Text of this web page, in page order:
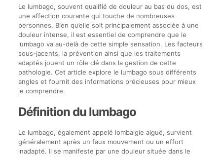
Le lumbago, souvent qualifié de douleur au bas du dos, est
une affection courante qui touche de nombreuses
personnes. Bien qu’elle soit principalement associée à une
douleur intense, il est essentiel de comprendre que le
lumbago va au-delà de cette simple sensation. Les facteurs
sous-jacents, la prévention ainsi que les traitements
adaptés jouent un rôle clé dans la gestion de cette
pathologie. Cet article explore le lumbago sous différents
angles et fournit des informations précieuses pour mieux
le comprendre.
Définition du lumbago
Le lumbago, également appelé lombalgie aiguë, survient
généralement après un faux mouvement ou un effort
inadapté. Il se manifeste par une douleur située dans le